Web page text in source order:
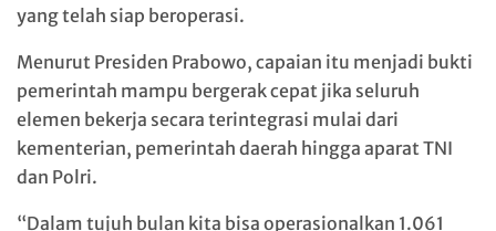
yang telah siap beroperasi.
Menurut Presiden Prabowo, capaian itu menjadi bukti
pemerintah mampu bergerak cepat jika seluruh
elemen bekerja secara terintegrasi mulai dari
kementerian, pemerintah daerah hingga aparat TNI
dan Polri.
“Dalam tujuh bulan kita bisa operasionalkan 1.061